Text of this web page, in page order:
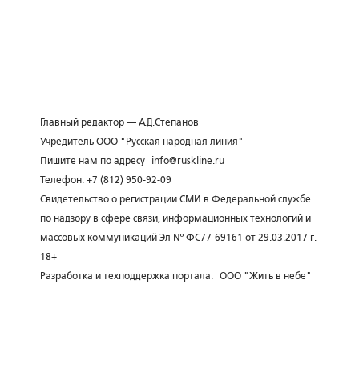
Главный редактор — А.Д.Степанов
Учредитель ООО "Русская народная линия"
Пишите нам по адресу
info@ruskline.ru
Телефон: +7 (812) 950-92-09
Свидетельство о регистрации СМИ в Федеральной службе
по надзору в сфере связи, информационных технологий и
массовых коммуникаций Эл № ФС77-69161 от 29.03.2017 г.
18+
Разработка и техподдержка портала: ООО "Жить в небе"